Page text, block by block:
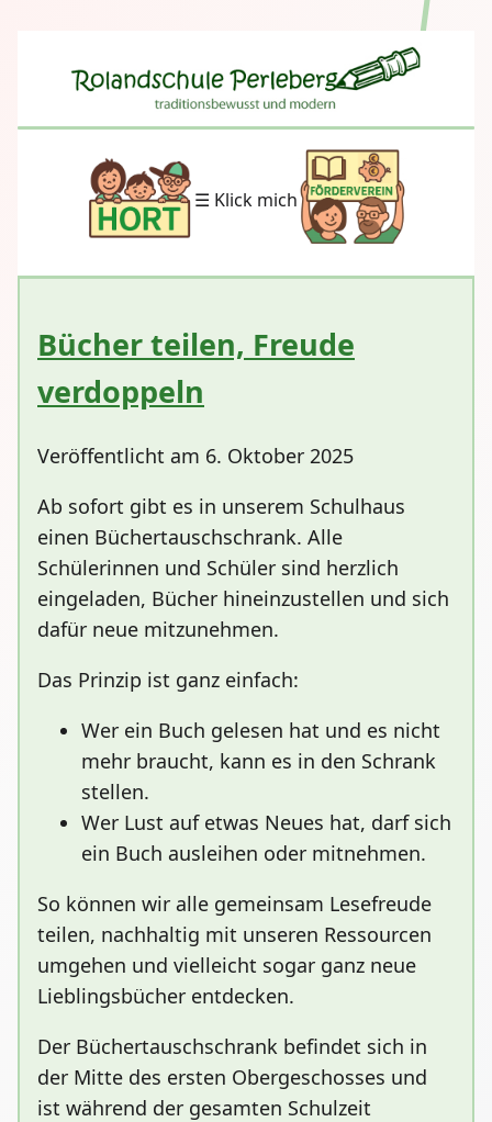
☰ Klick mich
Bücher teilen, Freude
verdoppeln
Veröffentlicht am 6. Oktober 2025
Ab sofort gibt es in unserem Schulhaus
einen Büchertauschschrank. Alle
Schülerinnen und Schüler sind herzlich
eingeladen, Bücher hineinzustellen und sich
dafür neue mitzunehmen.
Das Prinzip ist ganz einfach:
Wer ein Buch gelesen hat und es nicht
mehr braucht, kann es in den Schrank
stellen.
Wer Lust auf etwas Neues hat, darf sich
ein Buch ausleihen oder mitnehmen.
So können wir alle gemeinsam Lesefreude
teilen, nachhaltig mit unseren Ressourcen
umgehen und vielleicht sogar ganz neue
Lieblingsbücher entdecken.
Der Büchertauschschrank befindet sich in
der Mitte des ersten Obergeschosses und
ist während der gesamten Schulzeit